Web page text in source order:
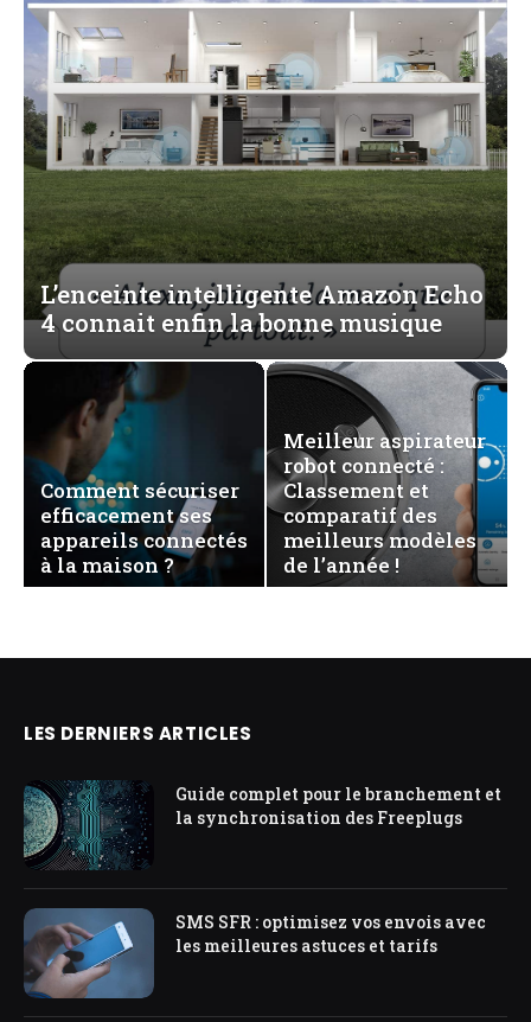
L’enceinte intelligente Amazon Echo
4 connait enfin la bonne musique
Comment sécuriser
efficacement ses
appareils connectés
à la maison ?
Meilleur aspirateur
robot connecté :
Classement et
comparatif des
meilleurs modèles
de l’année !
LES DERNIERS ARTICLES
Guide complet pour le branchement et
la synchronisation des Freeplugs
SMS SFR : optimisez vos envois avec
les meilleures astuces et tarifs